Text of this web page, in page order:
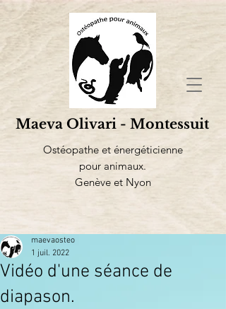
Ostéopathe et énergéticienne
pour animaux.
Genève et Nyon
Maeva Olivari - Montessuit
Vidéo d'une séance de
diapason.
maevaosteo
1 juil. 2022